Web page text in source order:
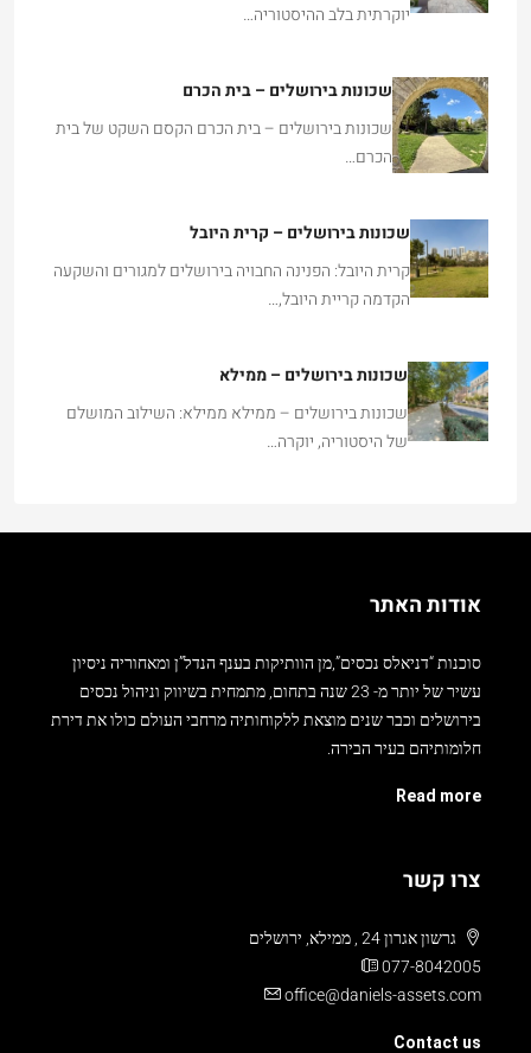
יוקרתית בלב ההיסטוריה…
שכונות בירושלים – בית הכרם
שכונות בירושלים – בית הכרם הקסם השקט של בית
הכרם…
שכונות בירושלים – קרית היובל
קרית היובל: הפנינה החבויה בירושלים למגורים והשקעה
הקדמה קריית היובל,…
שכונות בירושלים – ממילא
שכונות בירושלים – ממילא ממילא: השילוב המושלם
של היסטוריה, יוקרה…
אודות האתר
סוכנות “דניאלס נכסים”,מן הוותיקות בענף הנדל”ן ומאחוריה ניסיון
עשיר של יותר מ- 23 שנה בתחום, מתמחית בשיווק וניהול נכסים
בירושלים וכבר שנים מוצאת ללקוחותיה מרחבי העולם כולו את דירת
חלומותיהם בעיר הבירה.
Read more
צרו קשר
גרשון אגרון 24 , ממילא, ירושלים
077-8042005
office@daniels-assets.com
Contact us